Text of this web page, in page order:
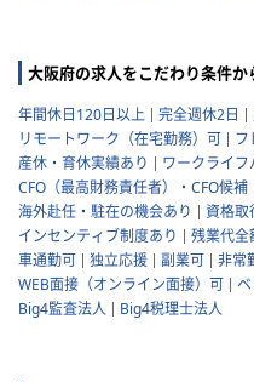
大阪府の求人をこだわり条件か
年間休日120日以上 完全週休2日
リモートワーク（在宅勤務）可
フ
産休・育休実績あり
ワークライフ
CFO（最高財務責任者）・CFO候補
海外赴任・駐在の機会あり
資格取
インセンティブ制度あり
残業代全
車通勤可
独立応援 副業可 非常
WEB面接（オンライン面接）可
Big4監査法人
Big4税理士法人